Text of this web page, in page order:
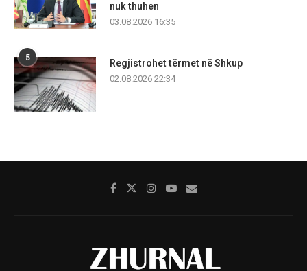
nuk thuhen
03.08.2026 16:35
5
Regjistrohet tërmet në Shkup
02.08.2026 22:34